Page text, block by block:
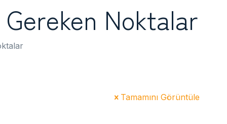
Noktalar
Tamamını Görüntüle